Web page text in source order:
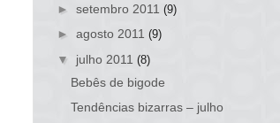
► setembro 2011 (9)
► agosto 2011 (9)
▼ julho 2011 (8)
Bebês de bigode
Tendências bizarras – julho